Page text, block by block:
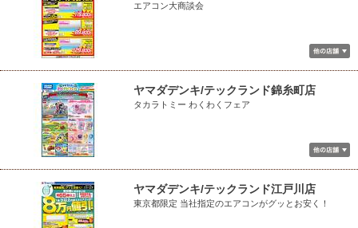
エアコン大商談会
ヤマダデンキ/テックランド錦糸町店
タカラトミー わくわくフェア
ヤマダデンキ/テックランド江戸川店
東京都限定 当社指定のエアコンがグッとお安く！